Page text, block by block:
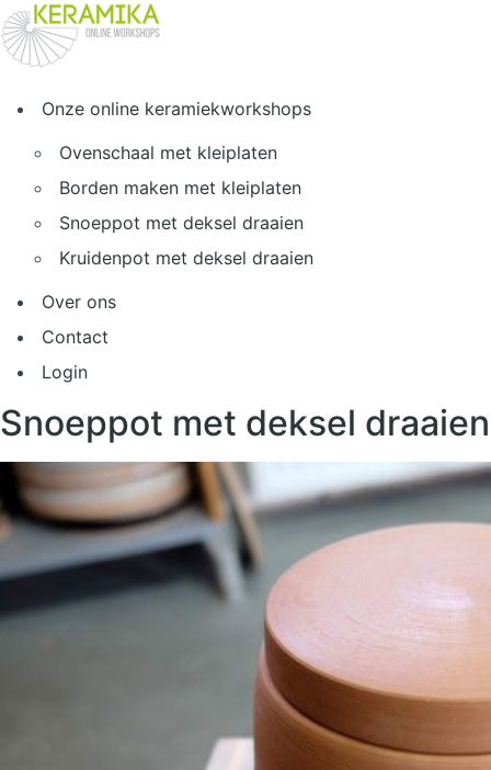
Spring
naar
de
Onze online keramiekworkshops
Ovenschaal met kleiplaten
Borden maken met kleiplaten
Snoeppot met deksel draaien
Kruidenpot met deksel draaien
Over ons
Contact
Login
Snoeppot met deksel draaien